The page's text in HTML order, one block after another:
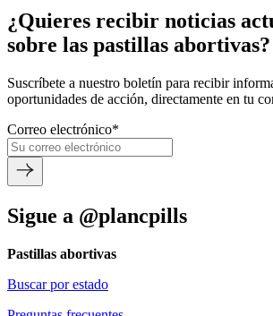
¿Quieres recibir noticias
sobre las pastillas abortivas?
Suscríbete a nuestro boletín para recibir
oportunidades de acción, directamente en tu
Correo electrónico*
Sigue a @plancpills
Pastillas abortivas
Buscar por estado